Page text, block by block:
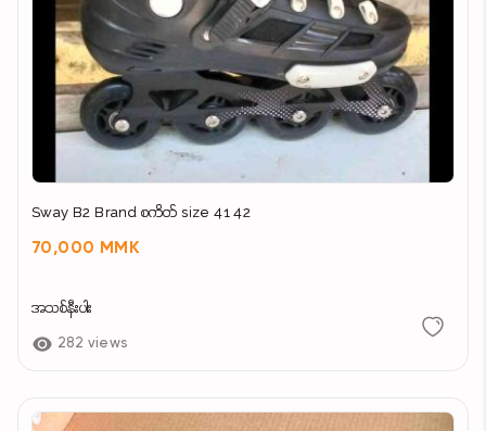
Sway B2 Brand စကိတ် size 41 42
70,000 MMK
အသစ်နီးပါး
282 views